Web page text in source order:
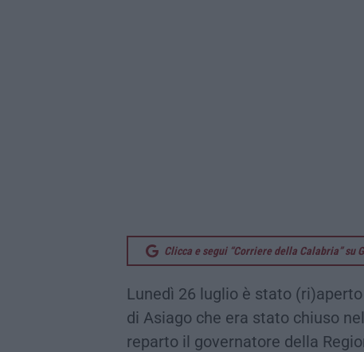
Clicca e segui “Corriere della Calabria” su
Lunedì 26 luglio è stato
di Asiago che era stato chiuso
reparto il governatore della